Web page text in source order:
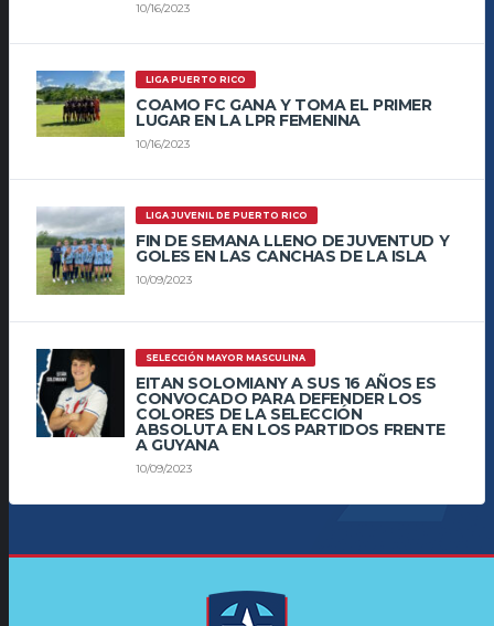
10/16/2023
LIGA PUERTO RICO
COAMO FC GANA Y TOMA EL PRIMER
LUGAR EN LA LPR FEMENINA
10/16/2023
LIGA JUVENIL DE PUERTO RICO
FIN DE SEMANA LLENO DE JUVENTUD Y
GOLES EN LAS CANCHAS DE LA ISLA
10/09/2023
SELECCIÓN MAYOR MASCULINA
EITAN SOLOMIANY A SUS 16 AÑOS ES
CONVOCADO PARA DEFENDER LOS
COLORES DE LA SELECCIÓN
ABSOLUTA EN LOS PARTIDOS FRENTE
A GUYANA
10/09/2023